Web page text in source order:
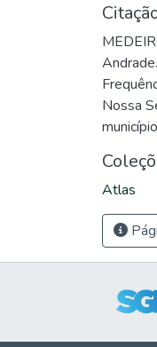
Nossa
Atlas